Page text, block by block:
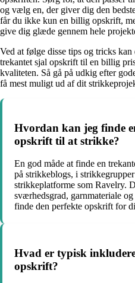
og vælg en, der giver dig den
får du ikke kun en billig opskrift,
give dig glæde gennem hele
Ved at følge disse tips og tricks
trekantet sjal opskrift til en billig
kvaliteten. Så gå på udkig efter
få mest muligt ud af dit
Hvordan kan jeg finde
opskrift til at strikke?
En god måde at finde en
på strikkeblogs, i
strikkeplatforme som Ravelry.
sværhedsgrad, garnmateriale
finde den perfekte opskrift for
Hvad er typisk
opskrift?